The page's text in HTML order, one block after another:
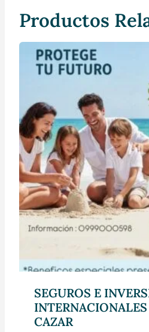
Productos
SEGUROS E
CAZAR